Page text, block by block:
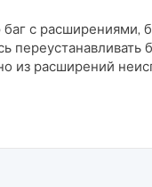
с расширениями,
переустанавливать
из расширений